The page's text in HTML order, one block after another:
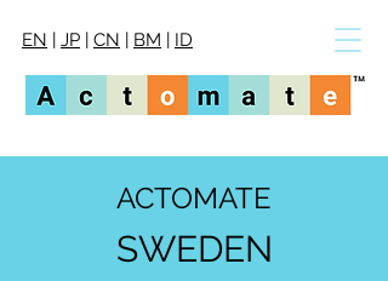
EN | JP | CN | BM | ID
ACTOMATE
SWEDEN